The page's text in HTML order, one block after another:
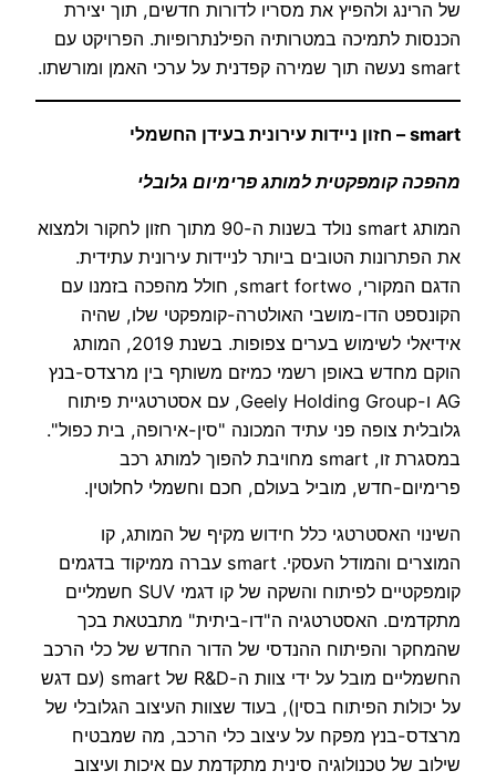
של הרינג ולהפיץ את מסריו לדורות חדשים, תוך יצירת
הכנסות לתמיכה במטרותיה הפילנתרופיות. הפרויקט עם
smart נעשה תוך שמירה קפדנית על ערכי האמן ומורשתו.
smart – חזון ניידות עירונית בעידן החשמלי
מהפכה קומפקטית למותג פרימיום גלובלי
המותג smart נולד בשנות ה-90 מתוך חזון לחקור ולמצוא
את הפתרונות הטובים ביותר לניידות עירונית עתידית.
הדגם המקורי, smart fortwo, חולל מהפכה בזמנו עם
הקונספט הדו-מושבי האולטרה-קומפקטי שלו, שהיה
אידיאלי לשימוש בערים צפופות. בשנת 2019, המותג
הוקם מחדש באופן רשמי כמיזם משותף בין מרצדס-בנץ
AG ו-Geely Holding Group, עם אסטרטגיית פיתוח
גלובלית צופה פני עתיד המכונה "סין-אירופה, בית כפול".
במסגרת זו, smart מחויבת להפוך למותג רכב
פרימיום-חדש, מוביל בעולם, חכם וחשמלי לחלוטין.
השינוי האסטרטגי כלל חידוש מקיף של המותג, קו
המוצרים והמודל העסקי. smart עברה ממיקוד בדגמים
קומפקטיים לפיתוח והשקה של קו דגמי SUV חשמליים
מתקדמים. האסטרטגיה ה"דו-ביתית" מתבטאת בכך
שהמחקר והפיתוח ההנדסי של הדור החדש של כלי הרכב
החשמליים מובל על ידי צוות ה-R&D של smart (עם דגש
על יכולות הפיתוח בסין), בעוד שצוות העיצוב הגלובלי של
מרצדס-בנץ מפקח על עיצוב כלי הרכב, מה שמבטיח
שילוב של טכנולוגיה סינית מתקדמת עם איכות ועיצוב